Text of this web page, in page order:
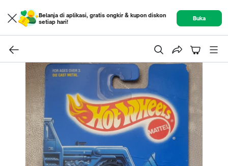
Belanja di aplikasi, gratis ongkir & kupon diskon
setiap hari!
Buka